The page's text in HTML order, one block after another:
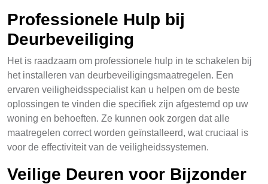
Professionele Hulp bij
Deurbeveiliging
Het is raadzaam om professionele hulp in te schakelen bij
het installeren van deurbeveiligingsmaatregelen. Een
ervaren veiligheidsspecialist kan u helpen om de beste
oplossingen te vinden die specifiek zijn afgestemd op uw
woning en behoeften. Ze kunnen ook zorgen dat alle
maatregelen correct worden geïnstalleerd, wat cruciaal is
voor de effectiviteit van de veiligheidssystemen.
Veilige Deuren voor Bijzonder